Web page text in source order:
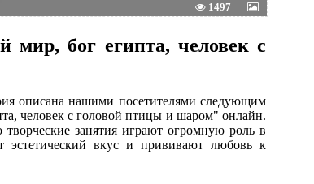
1497
мир, бог египта, человек с
описана нашими посетителями следующим
человек с головой птицы и шаром" онлайн.
занятия играют огромную роль в
эстетический вкус и прививают любовь к